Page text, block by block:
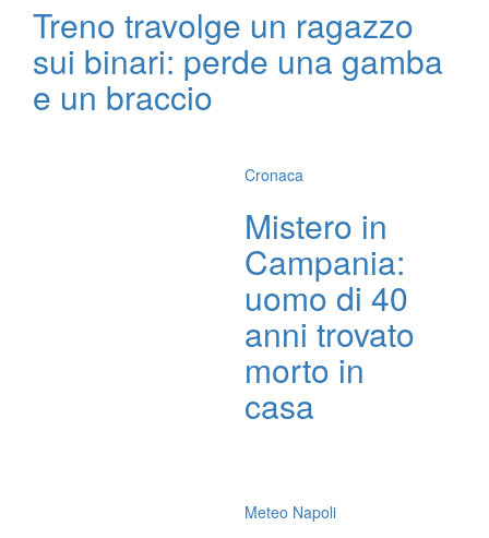
Treno travolge un ragazzo
sui binari: perde una gamba
e un braccio
Cronaca
Mistero in
Campania:
uomo di 40
anni trovato
morto in
casa
Meteo Napoli